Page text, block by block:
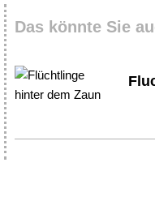
Das könnte Sie